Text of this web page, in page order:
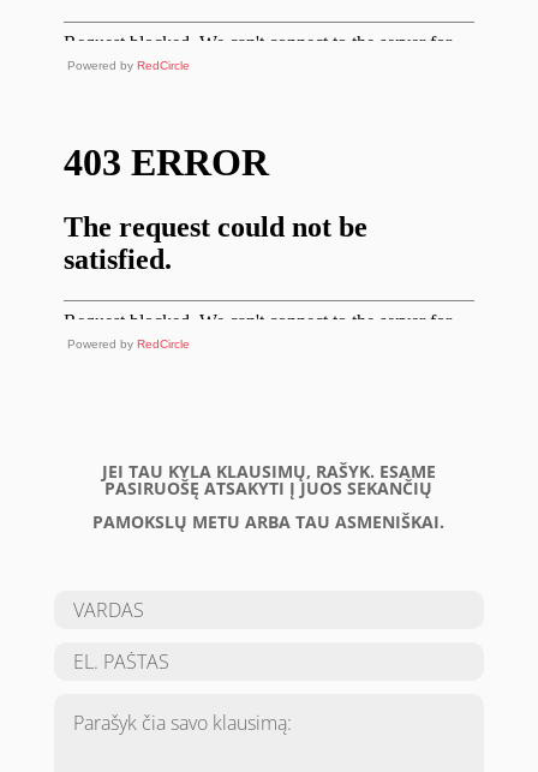
Powered by RedCircle
Powered by RedCircle
JEI TAU KYLA KLAUSIMŲ, RAŠYK. ESAME
PASIRUOŠĘ ATSAKYTI Į JUOS SEKANČIŲ
PAMOKSLŲ METU ARBA TAU ASMENIŠKAI.